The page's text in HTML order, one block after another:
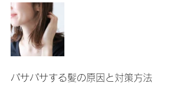
パサパサする髪の原因と対策方法